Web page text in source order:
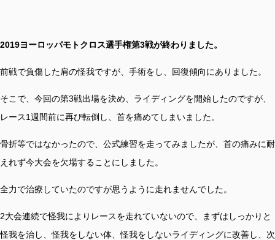
2019ヨーロッパモトクロス選手権第3戦が終わりました。
前戦で負傷した肩の怪我ですが、手術をし、回復傾向にありました。
そこで、今回の第3戦出場を決め、ライディングを開始したのですが、
レース1週間前に再び転倒し、首を痛めてしまいました。
骨折等ではなかったので、公式練習を走ってみましたが、首の痛みに耐
えれず今大会を欠場することにしました。
全力で治療していたのですが思うように走れませんでした。
2大会連続で怪我によりレースを走れていないので、まずはしっかりと
怪我を治し、怪我をしない体、怪我をしないライディングに改善し、次